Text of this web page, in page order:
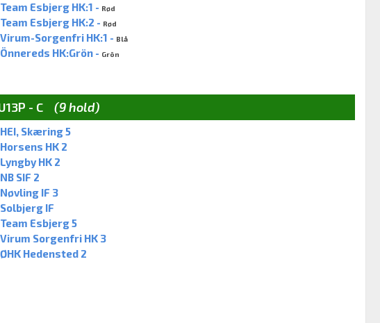
Team Esbjerg HK:1 - Rød
Team Esbjerg HK:2 - Rød
Virum-Sorgenfri HK:1 - Blå
Önnereds HK:Grön - Grön
- C (9 hold)
HEI, Skæring 5
Horsens HK 2
Lyngby HK 2
NB SIF 2
Nøvling IF 3
Solbjerg IF
Team Esbjerg 5
Virum Sorgenfri HK 3
ØHK Hedensted 2